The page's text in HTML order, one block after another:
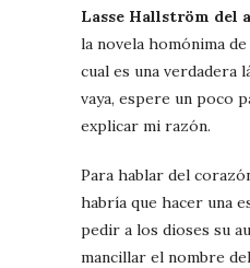
Lasse Hallström del
la novela homónima
cual es una verdadera
vaya, espere un poco
explicar mi razón.
Para hablar del
habría que hacer una
pedir a los dioses su
mancillar el nombre